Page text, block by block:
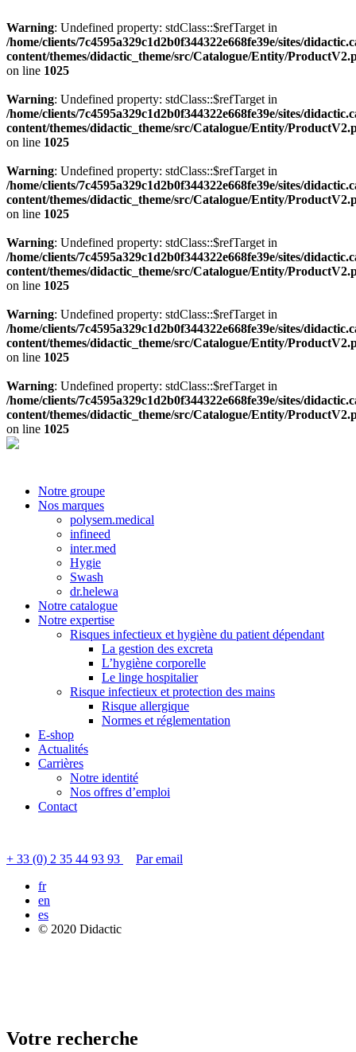
Warning: Undefined property: stdClass::$refTarget in
/home/clients/7c4595a329c1d2b0f344322e668fe39e/sites/
content/themes/didactic_theme/src/Catalogue/Entity/
on line 1025
Warning: Undefined property: stdClass::$refTarget in
/home/clients/7c4595a329c1d2b0f344322e668fe39e/sites/
content/themes/didactic_theme/src/Catalogue/Entity/
on line 1025
Warning: Undefined property: stdClass::$refTarget in
/home/clients/7c4595a329c1d2b0f344322e668fe39e/sites/
content/themes/didactic_theme/src/Catalogue/Entity/
on line 1025
Warning: Undefined property: stdClass::$refTarget in
/home/clients/7c4595a329c1d2b0f344322e668fe39e/sites/
content/themes/didactic_theme/src/Catalogue/Entity/
on line 1025
Warning: Undefined property: stdClass::$refTarget in
/home/clients/7c4595a329c1d2b0f344322e668fe39e/sites/
content/themes/didactic_theme/src/Catalogue/Entity/
on line 1025
Warning: Undefined property: stdClass::$refTarget in
/home/clients/7c4595a329c1d2b0f344322e668fe39e/sites/
content/themes/didactic_theme/src/Catalogue/Entity/
on line 1025
Notre groupe
Nos marques
polysem.medical
infineed
inter.med
Hygie
Swash
dr.helewa
Notre catalogue
Notre expertise
Risques infectieux et hygiène du patient dépendant
La gestion des excreta
L’hygiène corporelle
Le linge hospitalier
Risque infectieux et protection des mains
Risque allergique
Normes et réglementation
E-shop
Actualités
Carrières
Notre identité
Nos offres d’emploi
Contact
+ 33 (0) 2 35 44 93 93
Par email
fr
en
es
© 2020 Didactic
Votre recherche